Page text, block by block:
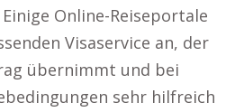
Online-Reiseportale
Visaservice an, der
übernimmt und bei
sehr hilfreich